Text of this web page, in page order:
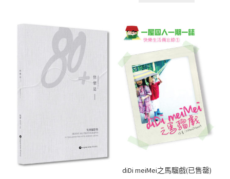
diDi meiMei之馬騮戲(已售罄)